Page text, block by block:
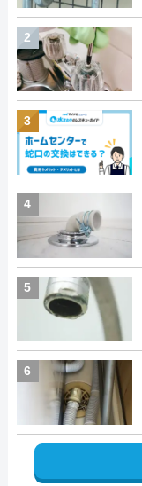
2
3
4
5
6